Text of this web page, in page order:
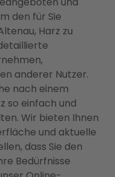
den für Sie
Harz zu
anderer Nutzer.
nach einem
so einfach und
Wir bieten Ihnen
und aktuelle
dass Sie den
Bedürfnisse